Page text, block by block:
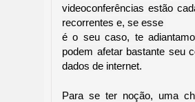
videoconferências estão
recorrentes e, se esse
é o seu caso, te
podem afetar bastante seu
dados de internet.
Para se ter noção, uma